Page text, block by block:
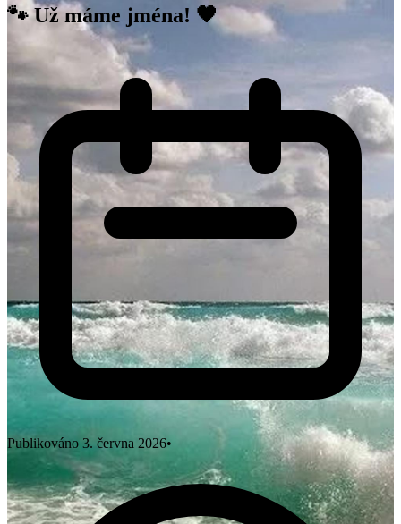
🐾 Už máme jména! 🖤
Publikováno 3. června 2026•